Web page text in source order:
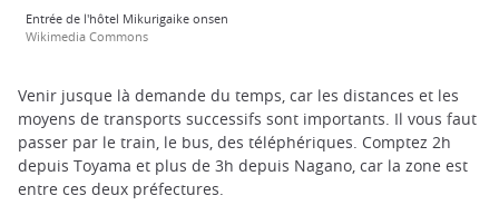
Entrée de l'hôtel Mikurigaike onsen
Wikimedia Commons
Venir jusque là demande du temps, car les distances et les
moyens de transports successifs sont importants. Il vous faut
passer par le train, le bus, des téléphériques. Comptez 2h
depuis Toyama et plus de 3h depuis Nagano, car la zone est
entre ces deux préfectures.